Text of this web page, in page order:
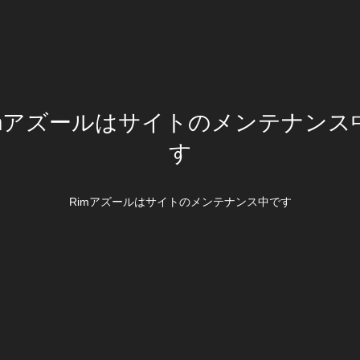
ズールはサイトのメンテナンス
す
Rimアズールはサイトのメンテナンス中です